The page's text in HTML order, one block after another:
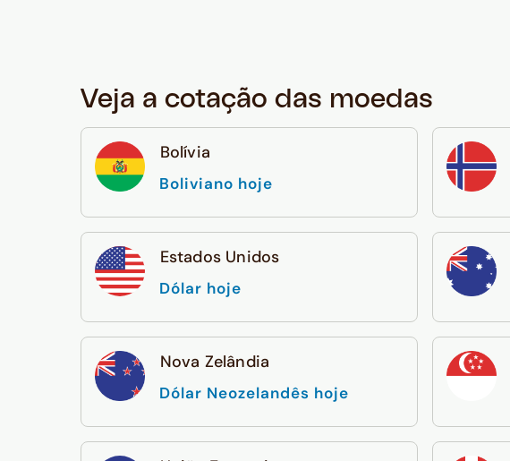
Veja a cotação das moedas
Bolívia
Boliviano hoje
Estados Unidos
Dólar hoje
Nova Zelândia
Dólar Neozelandês hoje